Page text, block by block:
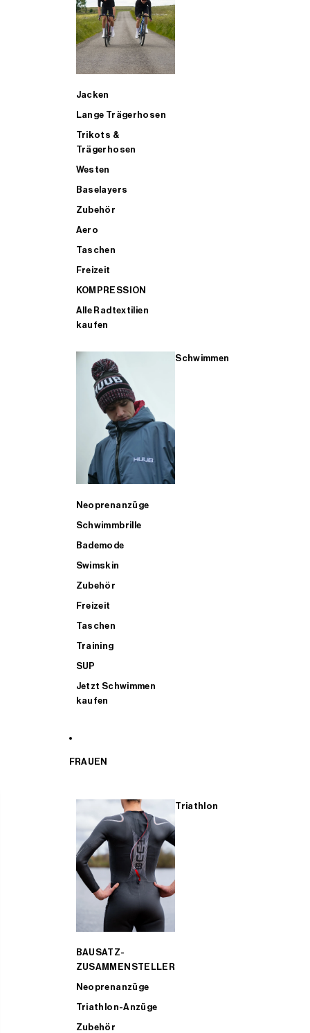
Jacken
Lange Trägerhosen
Trikots &
Trägerhosen
Westen
Baselayers
Zubehör
Aero
Taschen
Freizeit
KOMPRESSION
Alle Radtextilien
kaufen
Schwimmen
Neoprenanzüge
Schwimmbrille
Bademode
Swimskin
Zubehör
Freizeit
Taschen
Training
SUP
Jetzt Schwimmen
kaufen
FRAUEN
Triathlon
BAUSATZ-
ZUSAMMENSTELLER
Neoprenanzüge
Triathlon-Anzüge
Zubehör
ALLE TRIATHLONARTIKEL FÜR MÄNNER KAUFEN